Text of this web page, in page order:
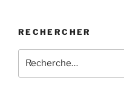
RECHERCHER
pour